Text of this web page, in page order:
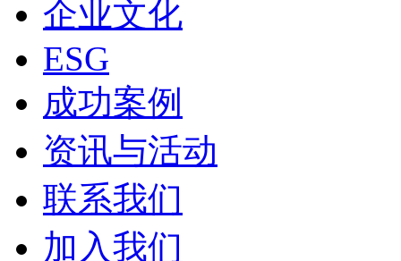
企业文化
ESG
成功案例
资讯与活动
联系我们
加入我们